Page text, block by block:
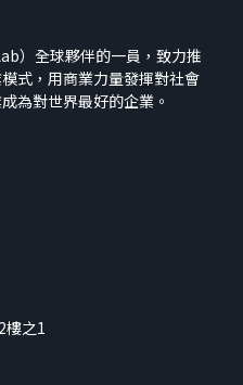
）全球夥伴的一員，致力推
式，用商業力量發揮對社會
為對世界最好的企業。
樓之1